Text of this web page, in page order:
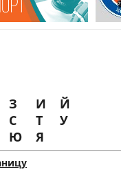
З И
Й
С Т
У
Ю Я